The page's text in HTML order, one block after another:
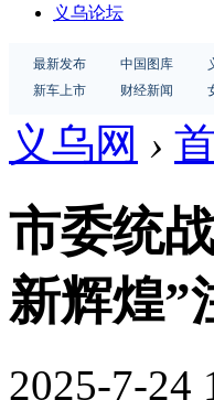
义乌论坛
最新发布 中国图库
新车上市
财经新闻
义乌网 ›
市委统
新辉煌”
2025-7-24